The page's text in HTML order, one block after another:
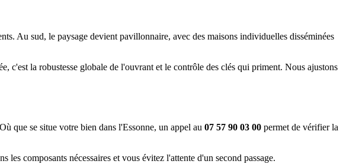
Au sud, le paysage devient pavillonnaire, avec des maisons individuelles disséminées
c'est la robustesse globale de l'ouvrant et le contrôle des clés qui priment. Nous ajustons
que se situe votre bien dans l'Essonne, un appel au 07 57 90 03 00 permet de vérifier la
composants nécessaires et vous évitez l'attente d'un second passage.